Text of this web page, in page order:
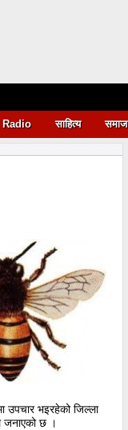
Radio साहित्य समाज
उपचार भइरहेको जिल्ला
जनाएको छ ।